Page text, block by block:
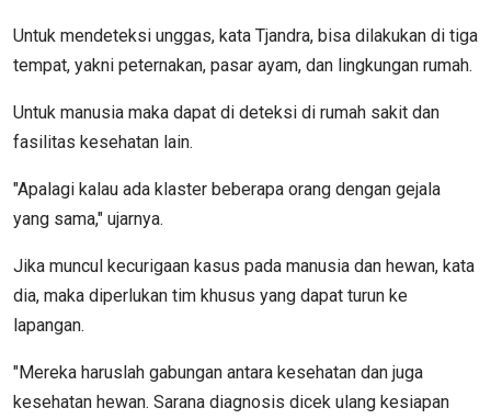
Untuk mendeteksi unggas, kata Tjandra, bisa dilakukan di tiga
tempat, yakni peternakan, pasar ayam, dan lingkungan rumah.
Untuk manusia maka dapat di deteksi di rumah sakit dan
fasilitas kesehatan lain.
"Apalagi kalau ada klaster beberapa orang dengan gejala
yang sama," ujarnya.
Jika muncul kecurigaan kasus pada manusia dan hewan, kata
dia, maka diperlukan tim khusus yang dapat turun ke
lapangan.
"Mereka haruslah gabungan antara kesehatan dan juga
kesehatan hewan. Sarana diagnosis dicek ulang kesiapan